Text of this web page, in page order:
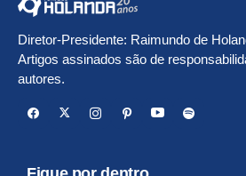
Diretor-Presidente: Raimundo de
Artigos assinados são de
autores.